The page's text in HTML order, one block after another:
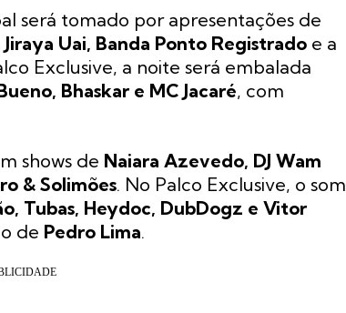
será tomado por apresentações de
Jiraya Uai, Banda Ponto Registrado e a
Exclusive, a noite será embalada
Bhaskar e MC Jacaré, com
shows de Naiara Azevedo, DJ Wam
& Solimões. No Palco Exclusive, o som
Tubas, Heydoc, DubDogz e Vitor
de Pedro Lima.